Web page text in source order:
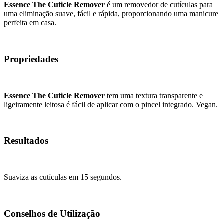
Essence The Cuticle Remover é um removedor de cutículas para
uma eliminação suave, fácil e rápida, proporcionando uma manicure
perfeita em casa.
Propriedades
Essence The Cuticle Remover tem uma textura transparente e
ligeiramente leitosa é fácil de aplicar com o pincel integrado. Vegan.
Resultados
Suaviza as cutículas em 15 segundos.
Conselhos de Utilização